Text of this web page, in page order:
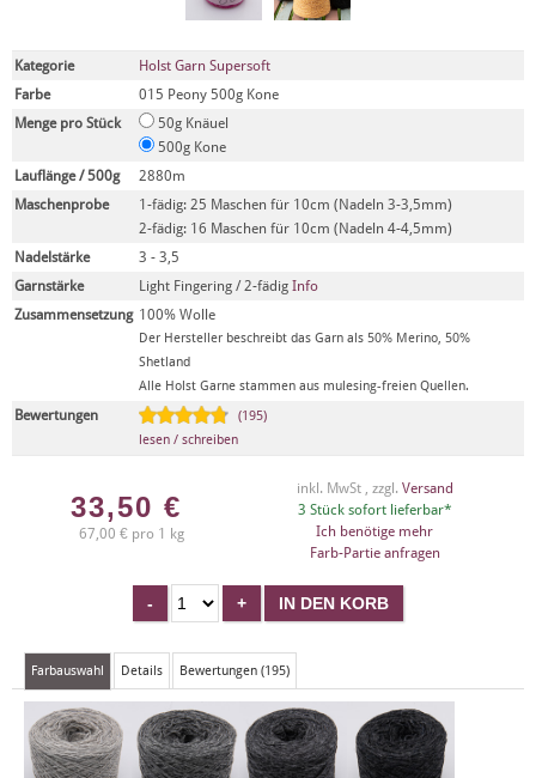
Kategorie
Holst Garn Supersoft
Farbe
015 Peony 500g Kone
Menge pro Stück
50g Knäuel
500g Kone
Lauflänge / 500g
2880m
Maschenprobe
1-fädig: 25 Maschen für 10cm (Nadeln 3-3,5mm)
2-fädig: 16 Maschen für 10cm (Nadeln 4-4,5mm)
Nadelstärke
3 - 3,5
Garnstärke
Light Fingering / 2-fädig Info
Zusammensetzung 100% Wolle
Der Hersteller beschreibt das Garn als 50% Merino, 50%
Shetland
Alle Holst Garne stammen aus mulesing-freien Quellen.
Bewertungen
(195)
lesen / schreiben
33,50 €
67,00 € pro 1 kg
inkl. MwSt , zzgl. Versand
3 Stück sofort lieferbar*
Ich benötige mehr
Farb-Partie anfragen
Farbauswahl Details Bewertungen (195)